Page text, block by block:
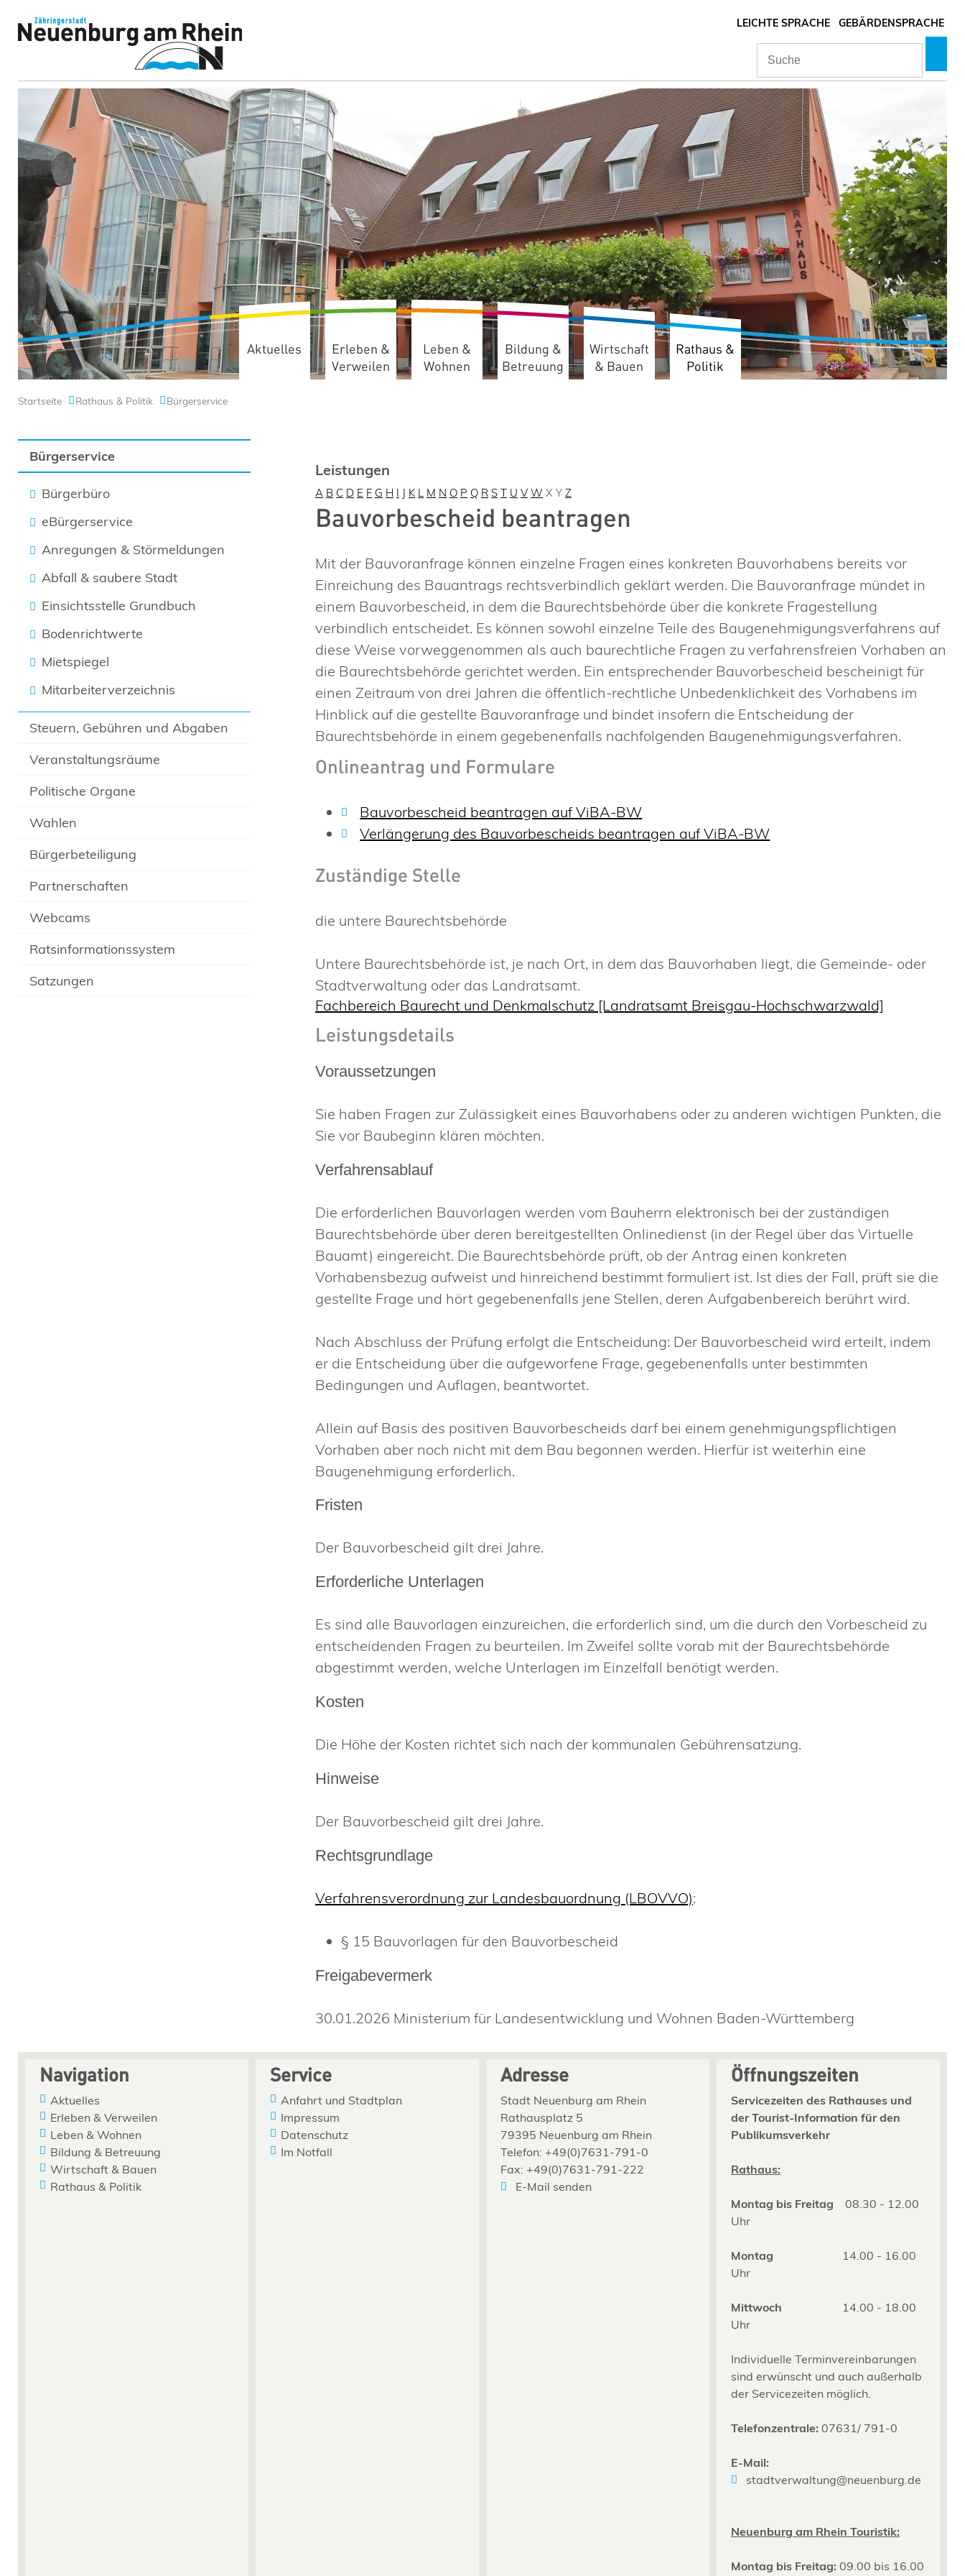
LEICHTE SPRACHE GEBÄRDENSPRACHE
Aktuelles
Erleben &
Verweilen
Leben &
Wohnen
Bildung &
Betreuung
Wirtschaft
& Bauen
Rathaus &
Politik
Startseite Rathaus & Politik Bürgerservice
Bürgerservice
Bürgerbüro
eBürgerservice
Anregungen & Störmeldungen
Abfall & saubere Stadt
Einsichtsstelle Grundbuch
Bodenrichtwerte
Mietspiegel
Mitarbeiterverzeichnis
Steuern, Gebühren und Abgaben
Veranstaltungsräume
Politische Organe
Wahlen
Bürgerbeteiligung
Partnerschaften
Webcams
Ratsinformationssystem
Satzungen
Leistungen
A B C D E F G H I J K L M N O P Q R S T U V W X Y Z
Bauvorbescheid beantragen
Mit der Bauvoranfrage können einzelne Fragen eines konkreten Bauvorhabens bereits vor
Einreichung des Bauantrags rechtsverbindlich geklärt werden. Die Bauvoranfrage mündet in
einem Bauvorbescheid, in dem die Baurechtsbehörde über die konkrete Fragestellung
verbindlich entscheidet. Es können sowohl einzelne Teile des Baugenehmigungsverfahrens auf
diese Weise vorweggenommen als auch baurechtliche Fragen zu verfahrensfreien Vorhaben an
die Baurechtsbehörde gerichtet werden. Ein entsprechender Bauvorbescheid bescheinigt für
einen Zeitraum von drei Jahren die öffentlich-rechtliche Unbedenklichkeit des Vorhabens im
Hinblick auf die gestellte Bauvoranfrage und bindet insofern die Entscheidung der
Baurechtsbehörde in einem gegebenenfalls nachfolgenden Baugenehmigungsverfahren.
Onlineantrag und Formulare
Bauvorbescheid beantragen auf ViBA-BW
Verlängerung des Bauvorbescheids beantragen auf ViBA-BW
Zuständige Stelle
die untere Baurechtsbehörde
Untere Baurechtsbehörde ist, je nach Ort, in dem das Bauvorhaben liegt, die Gemeinde- oder
Stadtverwaltung oder das Landratsamt.
Fachbereich Baurecht und Denkmalschutz [Landratsamt Breisgau-Hochschwarzwald]
Leistungsdetails
Voraussetzungen
Sie haben Fragen zur Zulässigkeit eines Bauvorhabens oder zu anderen wichtigen Punkten, die
Sie vor Baubeginn klären möchten.
Verfahrensablauf
Die erforderlichen Bauvorlagen werden vom Bauherrn elektronisch bei der zuständigen
Baurechtsbehörde über deren bereitgestellten Onlinedienst (in der Regel über das Virtuelle
Bauamt) eingereicht. Die Baurechtsbehörde prüft, ob der Antrag einen konkreten
Vorhabensbezug aufweist und hinreichend bestimmt formuliert ist. Ist dies der Fall, prüft sie die
gestellte Frage und hört gegebenenfalls jene Stellen, deren Aufgabenbereich berührt wird.
Nach Abschluss der Prüfung erfolgt die Entscheidung: Der Bauvorbescheid wird erteilt, indem
er die Entscheidung über die aufgeworfene Frage, gegebenenfalls unter bestimmten
Bedingungen und Auflagen, beantwortet.
Allein auf Basis des positiven Bauvorbescheids darf bei einem genehmigungspflichtigen
Vorhaben aber noch nicht mit dem Bau begonnen werden. Hierfür ist weiterhin eine
Baugenehmigung erforderlich.
Fristen
Der Bauvorbescheid gilt drei Jahre.
Erforderliche Unterlagen
Es sind alle Bauvorlagen einzureichen, die erforderlich sind, um die durch den Vorbescheid zu
entscheidenden Fragen zu beurteilen. Im Zweifel sollte vorab mit der Baurechtsbehörde
abgestimmt werden, welche Unterlagen im Einzelfall benötigt werden.
Kosten
Die Höhe der Kosten richtet sich nach der kommunalen Gebührensatzung.
Hinweise
Der Bauvorbescheid gilt drei Jahre.
Rechtsgrundlage
Verfahrensverordnung zur Landesbauordnung (LBOVVO):
§ 15 Bauvorlagen für den Bauvorbescheid
Freigabevermerk
30.01.2026 Ministerium für Landesentwicklung und Wohnen Baden-Württemberg
Navigation
Aktuelles
Erleben & Verweilen
Leben & Wohnen
Bildung & Betreuung
Wirtschaft & Bauen
Rathaus & Politik
Service
Anfahrt und Stadtplan
Impressum
Datenschutz
Im Notfall
Adresse
Stadt Neuenburg am Rhein
Rathausplatz 5
79395 Neuenburg am Rhein
Telefon: +49(0)7631-791-0
Fax: +49(0)7631-791-222
E-Mail senden
Öffnungszeiten
Servicezeiten des Rathauses und
der Tourist-Information für den
Publikumsverkehr
Rathaus:
Montag bis Freitag 08.30 - 12.00
Uhr
Montag
14.00 - 16.00
Uhr
Mittwoch
14.00 - 18.00
Uhr
Individuelle Terminvereinbarungen
sind erwünscht und auch außerhalb
der Servicezeiten möglich.
Telefonzentrale: 07631/ 791-0
E-Mail:
stadtverwaltung@neuenburg.de
Neuenburg am Rhein Touristik:
Montag bis Freitag: 09.00 bis 16.00